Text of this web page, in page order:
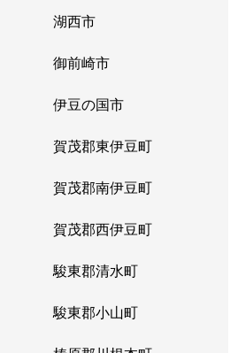
湖西市
御前崎市
伊豆の国市
賀茂郡東伊豆町
賀茂郡南伊豆町
賀茂郡西伊豆町
駿東郡清水町
駿東郡小山町